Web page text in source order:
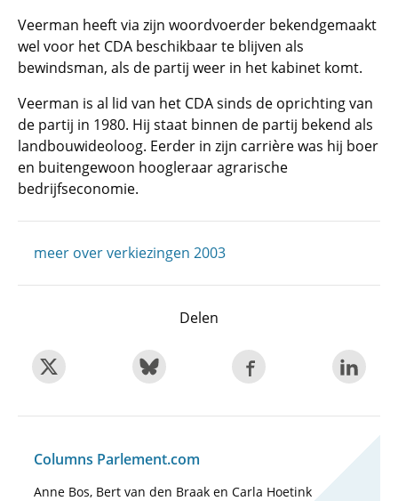
Veerman heeft via zijn woordvoerder bekendgemaakt
wel voor het CDA beschikbaar te blijven als
bewindsman, als de partij weer in het kabinet komt.
Veerman is al lid van het CDA sinds de oprichting van
de partij in 1980. Hij staat binnen de partij bekend als
landbouwideoloog. Eerder in zijn carrière was hij boer
en buitengewoon hoogleraar agrarische
bedrijfseconomie.
meer over verkiezingen 2003
Delen
Columns Parlement.com
Anne Bos, Bert van den Braak en Carla Hoetink